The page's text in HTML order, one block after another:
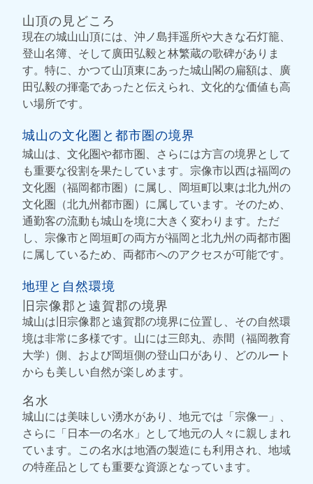
山頂の見どころ
現在の城山山頂には、沖ノ島拝遥所や大きな石灯籠、
登山名簿、そして廣田弘毅と林繁蔵の歌碑がありま
す。特に、かつて山頂東にあった城山閣の扁額は、廣
田弘毅の揮毫であったと伝えられ、文化的な価値も高
い場所です。
城山の文化圏と都市圏の境界
城山は、文化圏や都市圏、さらには方言の境界として
も重要な役割を果たしています。宗像市以西は福岡の
文化圏（福岡都市圏）に属し、岡垣町以東は北九州の
文化圏（北九州都市圏）に属しています。そのため、
通勤客の流動も城山を境に大きく変わります。ただ
し、宗像市と岡垣町の両方が福岡と北九州の両都市圏
に属しているため、両都市へのアクセスが可能です。
地理と自然環境
旧宗像郡と遠賀郡の境界
城山は旧宗像郡と遠賀郡の境界に位置し、その自然環
境は非常に多様です。山には三郎丸、赤間（福岡教育
大学）側、および岡垣側の登山口があり、どのルート
からも美しい自然が楽しめます。
名水
城山には美味しい湧水があり、地元では「宗像一」、
さらに「日本一の名水」として地元の人々に親しまれ
ています。この名水は地酒の製造にも利用され、地域
の特産品としても重要な資源となっています。